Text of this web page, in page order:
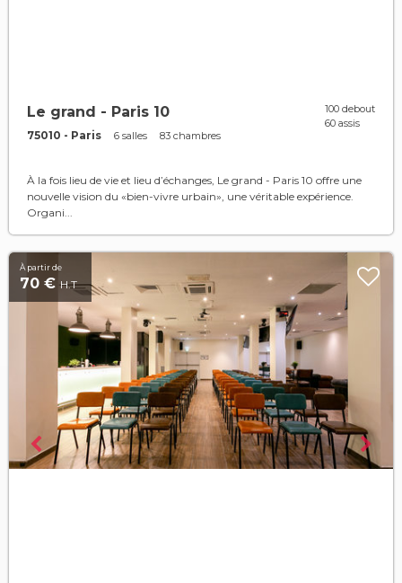
Le grand - Paris 10
75010 - Paris 6 salles 83 chambres
100 debout
60 assis
À la fois lieu de vie et lieu d’échanges, Le grand - Paris 10 offre une
nouvelle vision du «bien-vivre urbain», une véritable expérience.
Organi...
À partir de
70 €H.T